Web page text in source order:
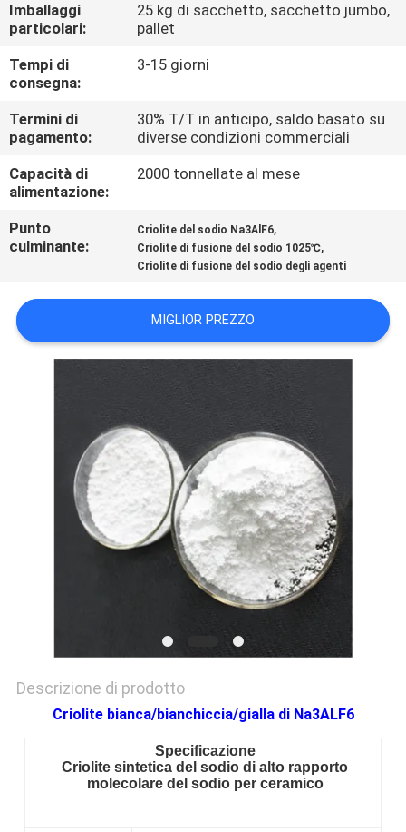
CONTROLLO
DELLA
QUALITÀ
CONTATTACI
CHIEDI UN
PREVENTIVO
POLITICA
Imballaggi
particolari:
25 kg di sacchetto, sacchetto jumbo,
pallet
Tempi di
consegna:
3-15 giorni
Termini di
pagamento:
30% T/T in anticipo, saldo basato su
diverse condizioni commerciali
Capacità di
alimentazione:
2000 tonnellate al mese
Punto
culminante:
Criolite del sodio Na3AlF6,
Criolite di fusione del sodio 1025℃,
Criolite di fusione del sodio degli agenti
MIGLIOR PREZZO
Descrizione di prodotto
Criolite bianca/bianchiccia/gialla di Na3ALF6
Specificazione
Criolite sintetica del sodio di alto rapporto
molecolare del sodio per ceramico